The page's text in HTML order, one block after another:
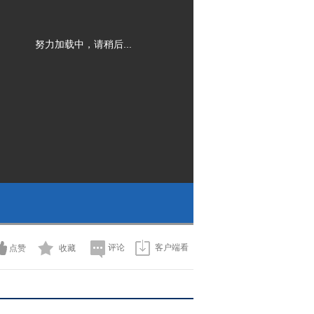
努力加载中，请稍后...
点赞 收藏 评论 客户端看